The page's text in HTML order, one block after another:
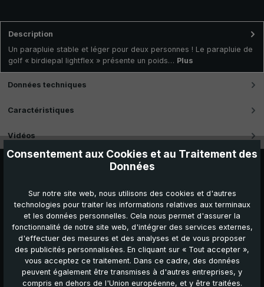
Description
Un parapluie stable et léger pour deux personnes ! Le parapluie de
golf « birdiepal lightflex » présente un poids… Plus
Données techniques
Caractéristiques
Vidéos
Autres produits que vous pourriez aimer :
Consentement aux Cookies et au Traitement des
Données
Sur notre site web, nous utilisons des cookies et d'autres
technologies pour traiter les informations relatives aux terminaux
et les données personnelles. Cela nous permet d'assurer la
fonctionnalité de notre site web, d'intégrer des services externes,
d'effectuer des mesures et des analyses et de vous proposer
des publicités personnalisées. En cliquant sur « Tout accepter »,
vous acceptez ce traitement. Dans ce cadre, des données
peuvent également être transmises à d'autres entreprises, y
compris en dehors de l'Union européenne, et y être traitées.